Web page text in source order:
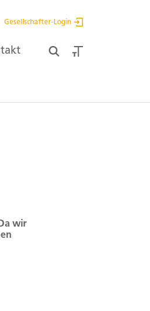
Gesellschafter-Login
wir